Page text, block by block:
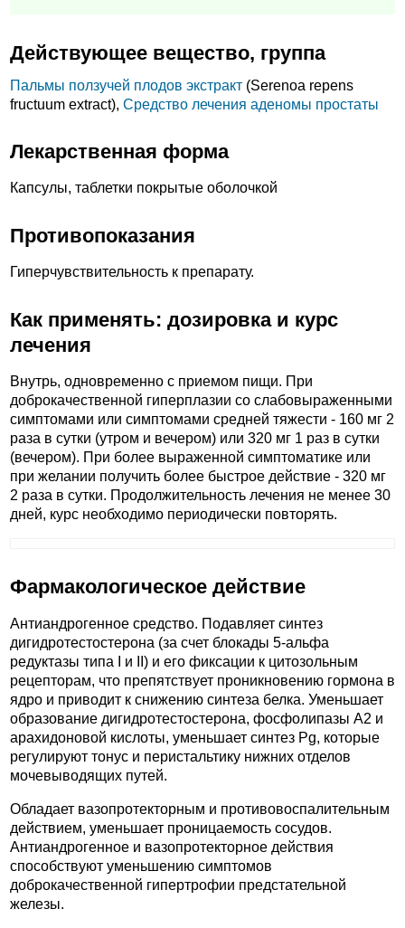
Действующее вещество, группа
Пальмы ползучей плодов экстракт (Serenoa repens
fructuum extract), Средство лечения аденомы простаты
Лекарственная форма
Капсулы, таблетки покрытые оболочкой
Противопоказания
Гиперчувствительность к препарату.
Как применять: дозировка и курс
лечения
Внутрь, одновременно с приемом пищи. При
доброкачественной гиперплазии со слабовыраженными
симптомами или симптомами средней тяжести - 160 мг 2
раза в сутки (утром и вечером) или 320 мг 1 раз в сутки
(вечером). При более выраженной симптоматике или
при желании получить более быстрое действие - 320 мг
2 раза в сутки. Продолжительность лечения не менее 30
дней, курс необходимо периодически повторять.
Фармакологическое действие
Антиандрогенное средство. Подавляет синтез
дигидротестостерона (за счет блокады 5-альфа
редуктазы типа I и II) и его фиксации к цитозольным
рецепторам, что препятствует проникновению гормона в
ядро и приводит к снижению синтеза белка. Уменьшает
образование дигидротестостерона, фосфолипазы A2 и
арахидоновой кислоты, уменьшает синтез Pg, которые
регулируют тонус и перистальтику нижних отделов
мочевыводящих путей.
Обладает вазопротекторным и противовоспалительным
действием, уменьшает проницаемость сосудов.
Антиандрогенное и вазопротекторное действия
способствуют уменьшению симптомов
доброкачественной гипертрофии предстательной
железы.